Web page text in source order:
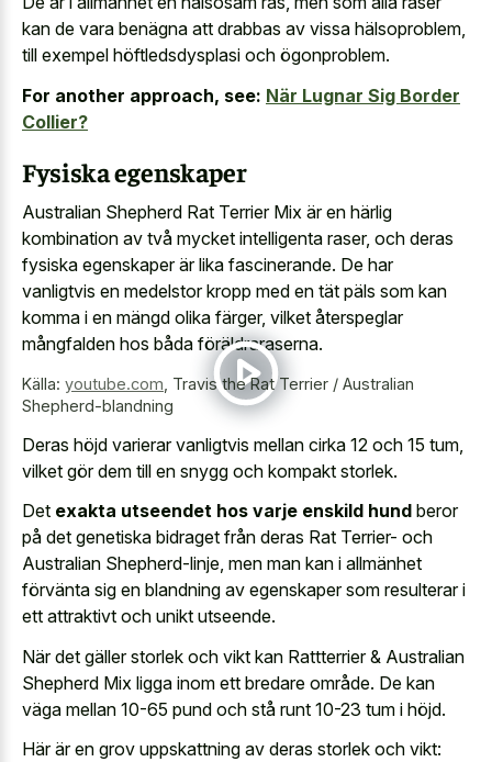
kan de vara benägna att drabbas av vissa hälsoproblem,
till exempel höftledsdysplasi och ögonproblem.
For another approach, see: När Lugnar Sig Border
Collier?
Fysiska egenskaper
Australian Shepherd Rat Terrier Mix är en härlig
kombination av två mycket intelligenta raser, och deras
fysiska egenskaper är lika fascinerande. De har
vanligtvis en medelstor kropp med en tät päls som kan
komma i en mängd olika färger, vilket återspeglar
mångfalden hos båda föräldraraserna.
Källa: youtube.com Travis the Rat Terrier / Australian
Shepherd-blandning
Deras höjd varierar vanligtvis mellan cirka 12 och 15 tum
vilket gör dem till en snygg och kompakt storlek.
Det exakta utseendet hos varje enskild hund beror
på det genetiska bidraget från deras Rat Terrier- och
Australian Shepherd-linje, men man kan i allmänhet
förvänta sig en blandning av egenskaper som resulterar i
ett attraktivt och unikt utseende.
När det gäller storlek och vikt kan Rattterrier & Australian
Shepherd Mix ligga inom ett bredare område. De kan
väga mellan 10-65 pund och stå runt 10-23 tum i höjd.
Här är en grov uppskattning av deras storlek och vikt: